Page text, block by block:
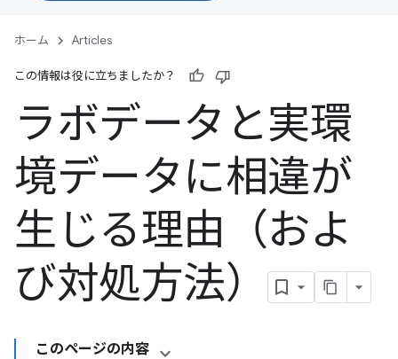
ホーム Articles
この情報は役に立ちましたか？
ラボデータと実環
境データに相違が
生じる理由（およ
び対処方法）
このページの内容